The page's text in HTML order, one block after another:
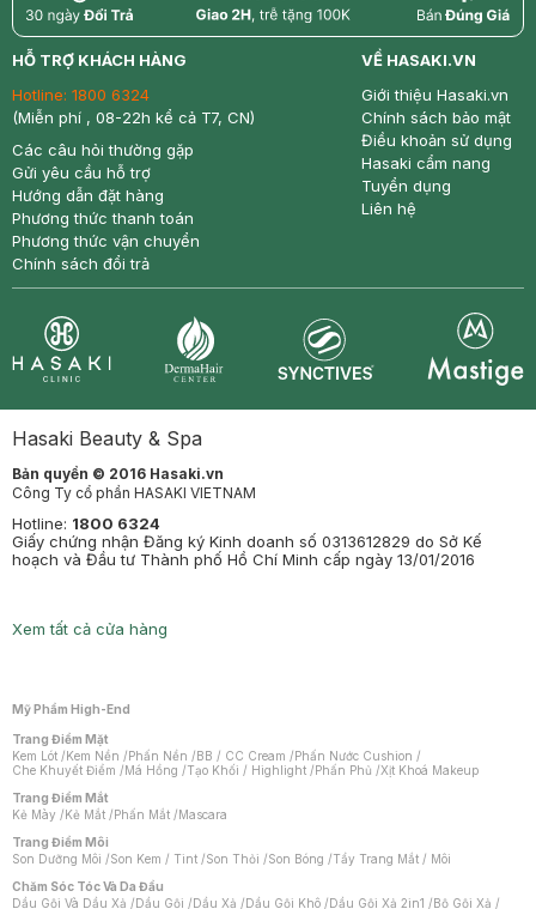
return nowfree price
HỖ TRỢ KHÁCH HÀNG
Hotline: 1800 6324
(Miễn phí , 08-22h kể cả T7, CN)
Các câu hỏi thường gặp
Gửi yêu cầu hỗ trợ
Hướng dẫn đặt hàng
Phương thức thanh toán
Phương thức vận chuyển
Chính sách đổi trả
VỀ HASAKI.VN
Giới thiệu Hasaki.vn
Chính sách bảo mật
Điều khoản sử dụng
Hasaki cẩm nang
Tuyển dụng
Liên hệ
Hasaki Beauty & Spa
Bản quyền © 2016 Hasaki.vn
Công Ty cổ phần HASAKI VIETNAM
Hotline: 1800 6324
Giấy chứng nhận Đăng ký Kinh doanh số 0313612829 do Sở Kế
hoạch và Đầu tư Thành phố Hồ Chí Minh cấp ngày 13/01/2016
Xem tất cả cửa hàng
Mỹ Phẩm High-End
Trang Điểm Mặt
Kem Lót /Kem Nền /Phấn Nền /BB / CC Cream /Phấn Nước Cushion /
Che Khuyết Điểm /Má Hồng /Tạo Khối / Highlight /Phấn Phủ /Xịt Khoá Makeup
Trang Điểm Mắt
Kẻ Mày /Kẻ Mắt /Phấn Mắt /Mascara
Trang Điểm Môi
Son Dưỡng Môi /Son Kem / Tint /Son Thỏi /Son Bóng /Tẩy Trang Mắt / Môi
Chăm Sóc Tóc Và Da Đầu
Dầu Gội Và Dầu Xả /Dầu Gội /Dầu Xả /Dầu Gội Khô /Dầu Gội Xả 2in1 /Bộ Gội Xả /